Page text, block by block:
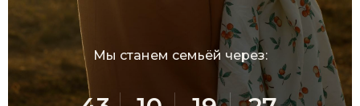
Мы станем семьёй через: